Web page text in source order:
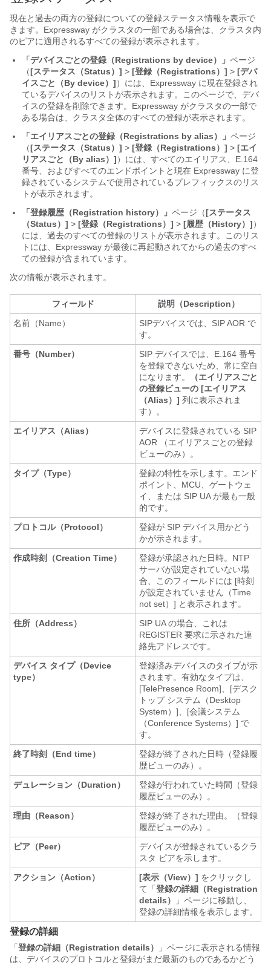
現在と過去の両方の登録についての登録ステータス情報を表示で
きます。Expressway がクラスタの一部である場合は、クラスタ内
のピアに適用されるすべての登録が表示されます。
「デバイスごとの登録（Registrations by device）」 ページ
（[ステータス（Status）] > [登録（Registrations）] > [デバ
イスごと（By device）]）には、Expressway に現在登録され
ているデバイスのリストが表示されます。このページで、デバ
イスの登録を削除できます。Expressway がクラスタの一部で
ある場合は、クラスタ全体のすべての登録が表示されます。
「エイリアスごとの登録（Registrations by alias）」 ページ
（[ステータス（Status）] > [登録（Registrations）] > [エイ
リアスごと（By alias）]）には、すべてのエイリアス、E.164
番号、およびすべてのエンドポイントと現在 Expressway に登
録されているシステムで使用されているプレフィックスのリス
トが表示されます。
「登録履歴（Registration history）」 ページ（[ステータス
（Status）] > [登録（Registrations）] > [履歴（History）]）
には、過去のすべての登録のリストが表示されます。このリス
トには、Expressway が最後に再起動されてからの過去のすべ
ての登録が含まれています。
次の情報が表示されます。
フィールド
説明（Description）
名前（Name）
SIPデバイスでは、SIP AOR で
す。
番号（Number）
SIP デバイスでは、E.164 番号
を登録できないため、常に空白
になります。
（エイリアスごと
の登録ビューの [エイリアス
（Alias）] 列に表示されま
す）。
エイリアス（Alias）
デバイスに登録されている SIP
AOR （エイリアスごとの登録
ビューのみ）。
タイプ（Type）
登録の特性を示します。エンド
ポイント、MCU、ゲートウェ
イ、または SIP UA が最も一般
的です。
プロトコル（Protocol）
登録が SIP デバイス用かどう
かが示されます。
作成時刻（Creation Time）
登録が承認された日時。NTP
サーバが設定されていない場
合、このフィールドには [時刻
が設定されていません（Time
not set）] と表示されます。
住所（Address）
SIP UA の場合、これは
REGISTER 要求に示された連
絡先アドレスです。
デバイス タイプ（Device
type）
登録済みデバイスのタイプが示
されます。有効なタイプは、
[TelePresence Room] 、[デスク
トップ システム（Desktop
System）] 、[会議システム
（Conference Systems）] で
す。
終了時刻（End time）
登録が終了された日時（登録履
歴ビューのみ）。
デュレーション（Duration）
登録が行われていた時間（登録
履歴ビューのみ）。
理由（Reason）
登録が終了された理由。（登録
履歴ビューのみ）。
ピア（Peer）
デバイスが登録されているクラ
スタ ピアを示します。
アクション（Action）
[表示（View）] をクリックし
て「 登録の詳細（Registration
details）
」ページに移動し、
登録の詳細情報を表示します。
登録の詳細
「 登録の詳細（Registration details）
」ページに表示される情報
は、デバイスのプロトコルと登録がまだ最新のものであるかどう